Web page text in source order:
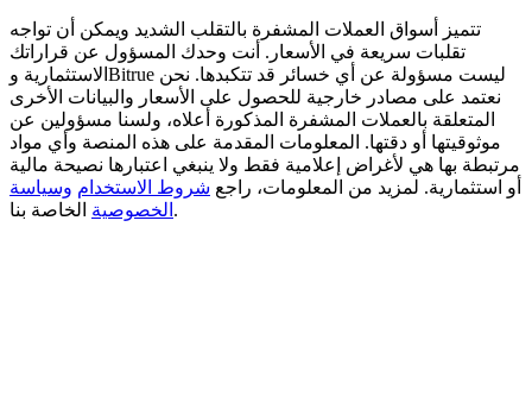
Deposit & Trade BTC to Share 25000 USDT prize pool!
Deposit CASHCAT & Win
Share 500000 CASHCAT prize pool
تتميز أسواق العملات المشفرة بالتقلب الشديد ويمكن أن تواجه
تقلبات سريعة في الأسعار. أنت وحدك المسؤول عن قراراتك
الاستثمارية وBitrue ليست مسؤولة عن أي خسائر قد تتكبدها. نحن
نعتمد على مصادر خارجية للحصول على الأسعار والبيانات الأخرى
المتعلقة بالعملات المشفرة المذكورة أعلاه، ولسنا مسؤولين عن
موثوقيتها أو دقتها. المعلومات المقدمة على هذه المنصة وأي مواد
مرتبطة بها هي لأغراض إعلامية فقط ولا ينبغي اعتبارها نصيحة مالية
أو استثمارية. لمزيد من المعلومات، راجع شروط الاستخدام وسياسة
الخصوصية الخاصة بنا.